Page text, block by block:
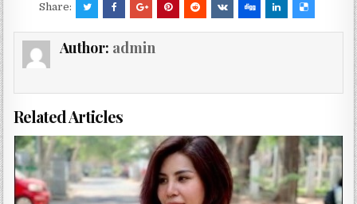
Share:
Author: admin
Related Articles